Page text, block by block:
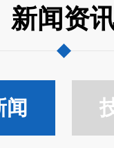
新闻资